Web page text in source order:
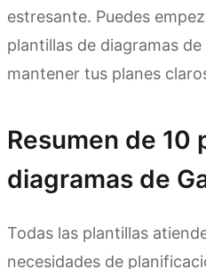
estresante. Puedes
plantillas de diagramas
mantener tus planes
Resumen de 10
diagramas de
Todas las plantillas
necesidades de